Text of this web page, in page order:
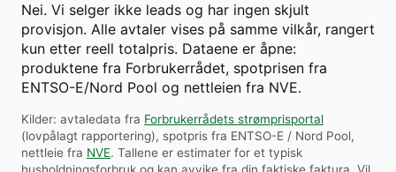
Nei. Vi selger ikke leads og har ingen skjult
provisjon. Alle avtaler vises på samme vilkår, rangert
kun etter reell totalpris. Dataene er åpne:
produktene fra Forbrukerrådet, spotprisen fra
ENTSO-E/Nord Pool og nettleien fra NVE.
Kilder: avtaledata fra Forbrukerrådets strømprisportal
(lovpålagt rapportering), spotpris fra ENTSO-E / Nord Pool,
nettleie fra NVE. Tallene er estimater for et typisk